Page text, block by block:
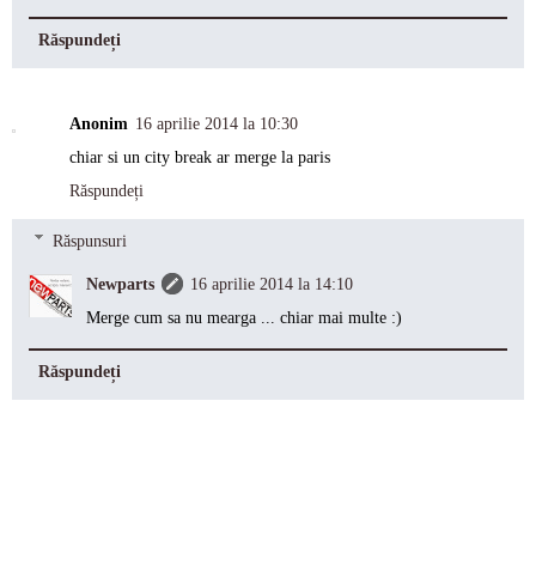
Răspundeți
Anonim 16 aprilie 2014 la 10:30
chiar si un city break ar merge la paris
Răspundeți
Răspunsuri
Newparts
16 aprilie 2014 la 14:10
Merge cum sa nu mearga ... chiar mai multe :)
Răspundeți